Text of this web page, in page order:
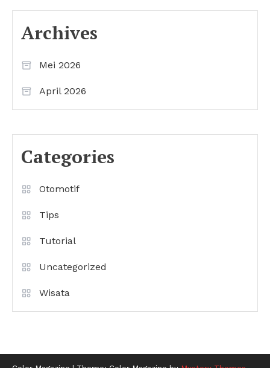
Archives
Mei 2026
April 2026
Categories
Otomotif
Tips
Tutorial
Uncategorized
Wisata